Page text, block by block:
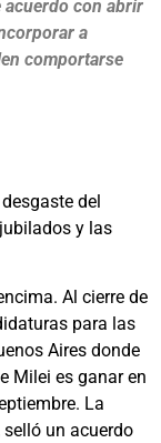
acuerdo con abrir
a
comportarse
del
y las
Al cierre de
para las
Aires donde
Milei es ganar en
La
un acuerdo